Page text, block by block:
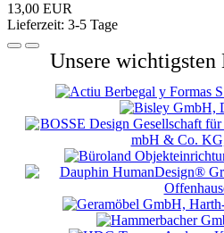
13,00 EUR
Lieferzeit: 3-5 Tage
Unsere wichtigsten